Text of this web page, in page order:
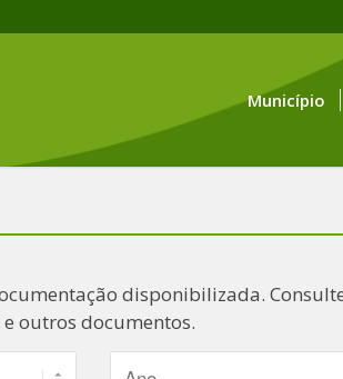
Município
disponibilizada.
outros documentos.